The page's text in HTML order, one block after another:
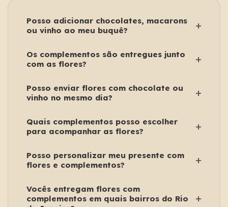
Posso adicionar chocolates, macarons
ou vinho ao meu buquê?
+
chocolates, macarons ou vinho diretamente na
página do produto antes de finalizar a compra.
Os complementos são entregues junto
com as flores?
+
com o buquê ou arranjo, embalados com as
caixas e sacolas das próprias marcas, pronta
Posso enviar flores com chocolate ou
vinho no mesmo dia?
+
Janeiro, ideal para presentes de última hora com
flores e complementos.
Quais complementos posso escolher
para acompanhar as flores?
+
Chocolates Dengo
Macarons Cacau Noir
Todos selecionados para harmonizar com flores.
Posso personalizar meu presente com
flores e complementos?
+
escolhendo o buquê ou arranjo e adicionando os
complementos disponíveis.
Vocês entregam flores com
complementos em quais bairros do Rio
+